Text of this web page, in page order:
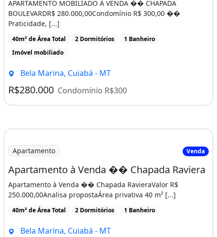
APARTAMENTO MOBILIADO À VENDA �� CHAPADA
BOULEVARDR$ 280.000,00Condomínio R$ 300,00 ��
Praticidade, [...]
40m² de Área Total 2 Dormitórios
1 Banheiro
Imóvel mobiliado
Bela Marina, Cuiabá - MT
R$280.000 Condomínio R$300
Apartamento Venda
Apartamento à Venda �� Chapada Raviera
Apartamento à Venda �� Chapada RavieraValor R$
250.000,00Analisa propostaÁrea privativa 40 m² [...]
40m² de Área Total 2 Dormitórios 1 Banheiro
Bela Marina, Cuiabá - MT